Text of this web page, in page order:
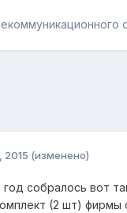
2015 (изменено)
собралось вот
(2 шт) фирмы